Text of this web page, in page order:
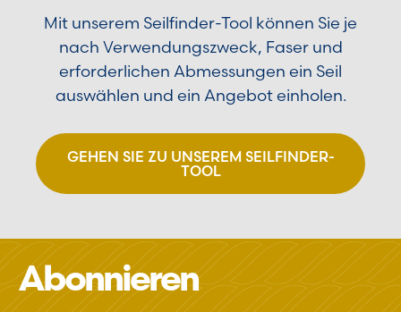
Mit unserem Seilfinder-Tool können Sie je
nach Verwendungszweck, Faser und
erforderlichen Abmessungen ein Seil
auswählen und ein Angebot einholen.
GEHEN SIE ZU UNSEREM SEILFINDER-
TOOL
Abonnieren